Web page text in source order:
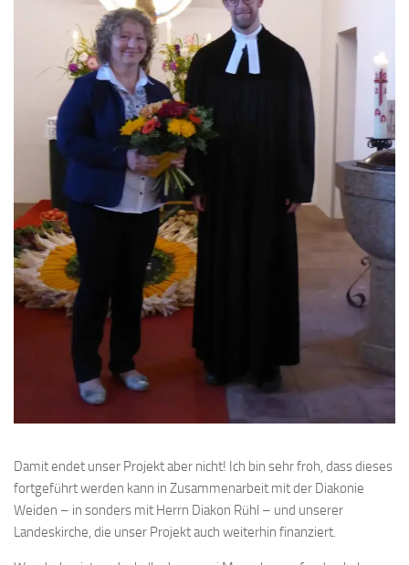
Damit endet unser Projekt aber nicht! Ich bin sehr froh, dass dieses
fortgeführt werden kann in Zusammenarbeit mit der Diakonie
Weiden – in sonders mit Herrn Diakon Rühl – und unserer
Landeskirche, die unser Projekt auch weiterhin finanziert.